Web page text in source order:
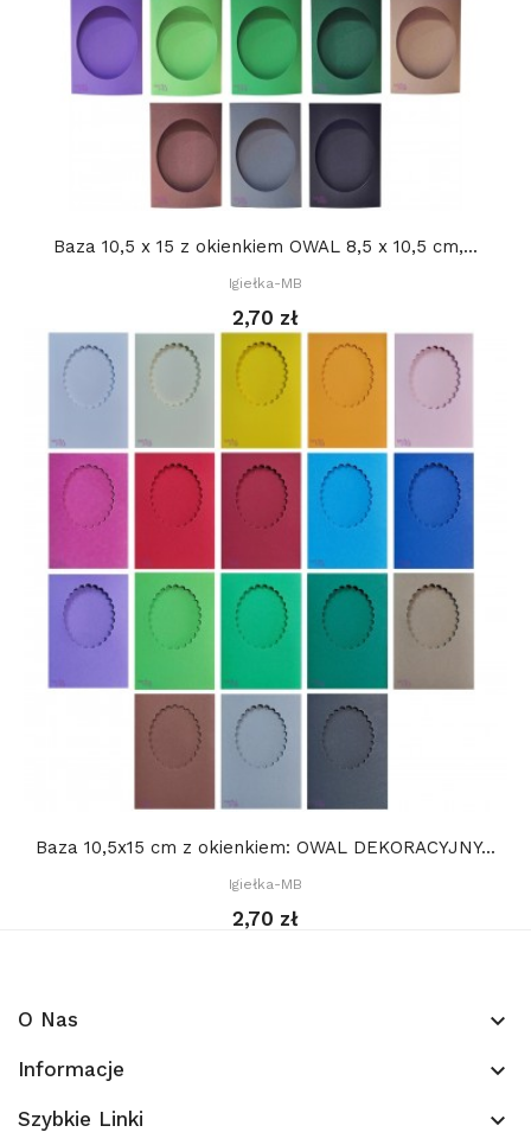
Baza 10,5 x 15 z okienkiem OWAL 8,5 x 10,5 cm,...
Igiełka-MB
2,70 zł
Baza 10,5x15 cm z okienkiem: OWAL DEKORACYJNY...
Igiełka-MB
2,70 zł
O Nas keyboard_arrow_down
Informacje keyboard_arrow_down
Szybkie Linki keyboard_arrow_down